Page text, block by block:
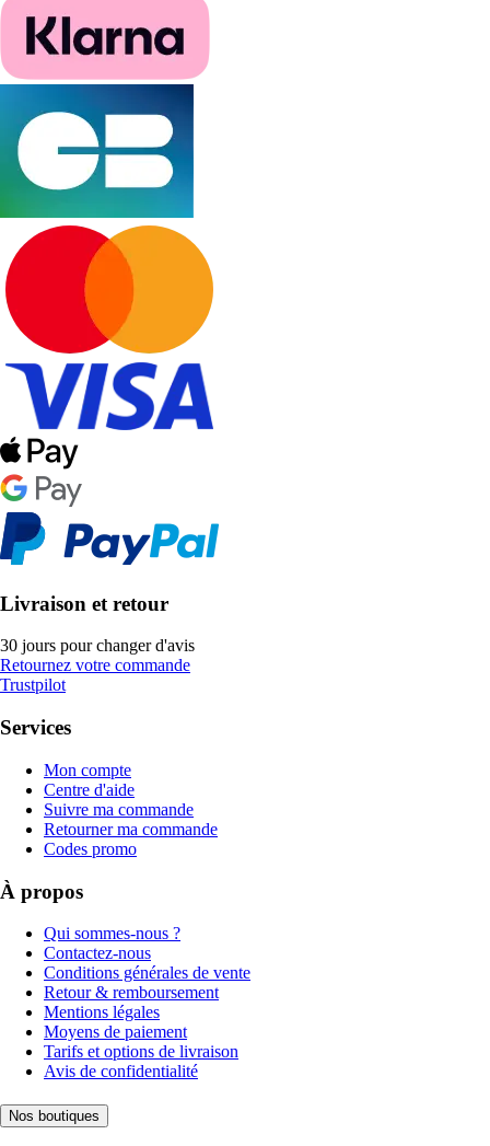
Livraison et retour
30 jours pour changer d'avis
Retournez votre commande
Trustpilot
Services
Mon compte
Centre d'aide
Suivre ma commande
Retourner ma commande
Codes promo
À propos
Qui sommes-nous ?
Contactez-nous
Conditions générales de vente
Retour & remboursement
Mentions légales
Moyens de paiement
Tarifs et options de livraison
Avis de confidentialité
Nos boutiques